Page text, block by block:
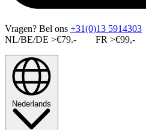
Vragen? Bel ons +31(0)13 5914303
NL/BE/DE >€79.- FR >€99,-
Nederlands